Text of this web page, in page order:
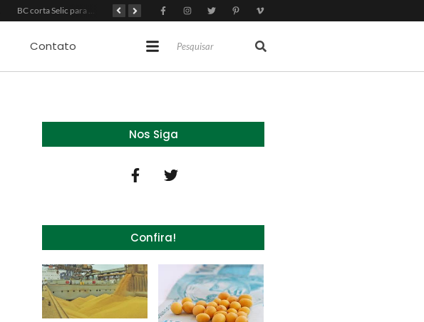
BC corta Selic para 14% ao ano e deixa “porta aberta” para próxima reunião Brasil tem 2º maior juro real do mundo
Contato
Nos Siga
Confira!